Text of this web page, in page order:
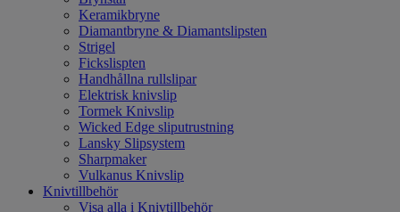
Keramikbryne
Diamantbryne & Diamantslipsten
Strigel
Fickslispten
Handhållna rullslipar
Elektrisk knivslip
Tormek Knivslip
Wicked Edge sliputrustning
Lansky Slipsystem
Sharpmaker
Vulkanus Knivslip
Knivtillbehör
Visa alla i Knivtillbehör